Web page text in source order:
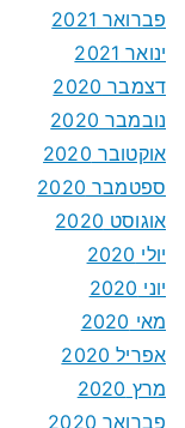
פברואר 2021
ינואר 2021
דצמבר 2020
נובמבר 2020
אוקטובר 2020
ספטמבר 2020
אוגוסט 2020
יולי 2020
יוני 2020
מאי 2020
אפריל 2020
מרץ 2020
פברואר 2020